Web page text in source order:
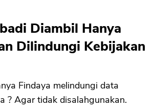
Diambil Hanya
Dilindungi Kebijakan
Findaya melindungi data
? Agar tidak disalahgunakan.